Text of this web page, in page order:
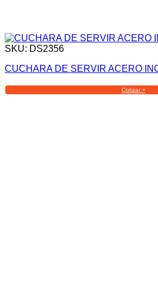
SKU: DS2356
CUCHARA DE SERVIR ACERO
Cotizar +